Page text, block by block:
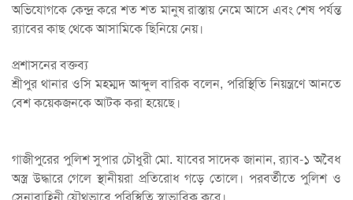
অভিযোগকে কেন্দ্র করে শত শত মানুষ রাস্তায় নেমে আসে এবং শেষ পর্যন্ত
র‍্যাবের কাছ থেকে আসামিকে ছিনিয়ে নেয়।
প্রশাসনের বক্তব্য
শ্রীপুর থানার ওসি মহম্মদ আব্দুল বারিক বলেন, পরিস্থিতি নিয়ন্ত্রণে আনতে
বেশ কয়েকজনকে আটক করা হয়েছে।
গাজীপুরের পুলিশ সুপার চৌধুরী মো. যাবের সাদেক জানান, র‍্যাব-১ অবৈধ
অস্ত্র উদ্ধারে গেলে স্থানীয়রা প্রতিরোধ গড়ে তোলে। পরবর্তীতে পুলিশ ও